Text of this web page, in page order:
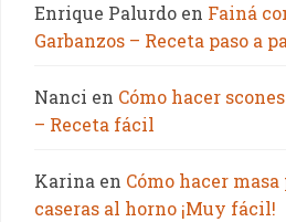
Enrique Palurdo en Fainá
Garbanzos – Receta paso a
Nanci en Cómo hacer
– Receta fácil
Karina en Cómo hacer
caseras al horno ¡Muy fácil!